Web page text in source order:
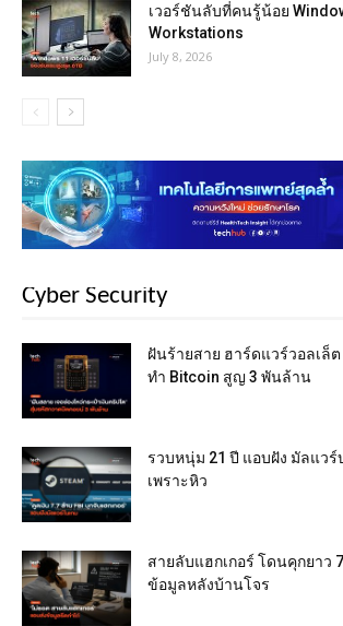
เวอร์ชันลับที่คนรู้น้อย
Workstations
July 8, 2026
Cyber Security
ฝันร้ายสาย ฮาร์ดแวร์วอลเล็
ทำ Bitcoin สูญ 3 พันล้าน
รวบหนุ่ม 21 ปี แอบฝัง มัลแว
เพราะหิว
สายลับแฮกเกอร์ โดนคุกยาว
ข้อมูลหลังบ้านโจร